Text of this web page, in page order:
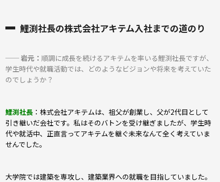
鯉渕社長の株式会社アキテム入社までの道のり
── 岩元：順調に成長を続けるアキテムを率いる鯉渕社長ですが、
学生時代や就職活動では、どのようなビジョンや将来を考えていた
のでしょうか？
鯉渕社長 ：株式会社アキテムは、祖父が創業し、父が2代目として
引き継いだ会社です。私はそのバトンを受け継ぎましたが、学生時
代や就活中、正直言ってアキテムを継ぐ未来なんて全く考えていま
せんでした。
大学院では建築を専攻し、建築業界への就職を目指していました。